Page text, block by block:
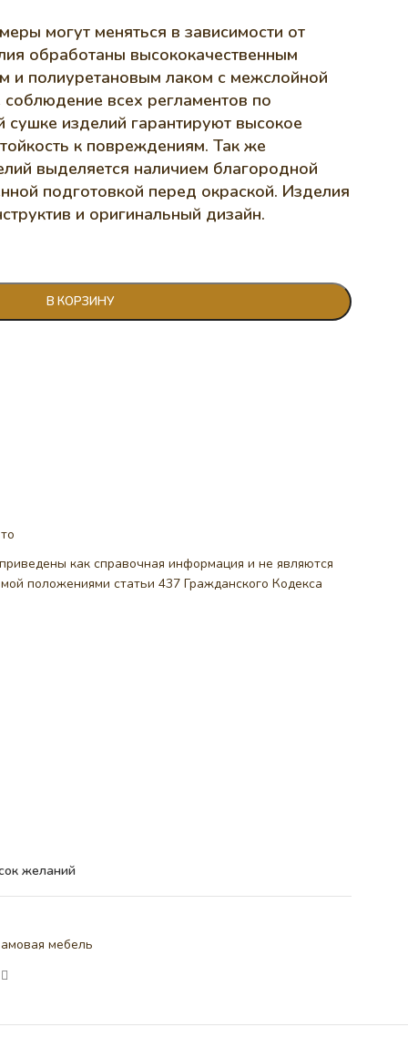
могут меняться в зависимости от
обработаны высококачественным
и полиуретановым лаком с межслойной
всех регламентов по
изделий гарантируют высокое
к повреждениям. Так же
выделяется наличием благородной
подготовкой перед окраской. Изделия
и оригинальный дизайн.
В КОРЗИНУ
как справочная информация и не являются
положениями статьи 437 Гражданского Кодекса
желаний
мебель